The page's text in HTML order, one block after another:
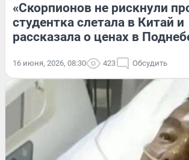
«Скорпионов не рискнули
студентка слетала в Китай и
рассказала о ценах в
16 июня, 2026, 08:30 423 Обсудить